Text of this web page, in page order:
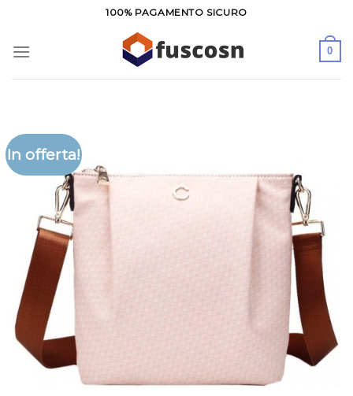
contenuti
100% PAGAMENTO SICURO
0
In offerta!